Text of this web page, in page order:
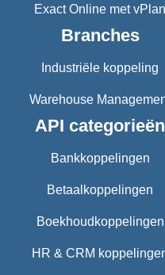
Exact Online met vPlan
Branches
Industriële koppeling
Warehouse
API categorieën
Bankkoppelingen
Betaalkoppelingen
Boekhoudkoppelingen
HR & CRM